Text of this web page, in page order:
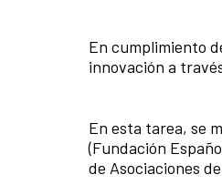
En cumplimiento
innovación a
En esta tarea, se
(Fundación
de Asociaciones